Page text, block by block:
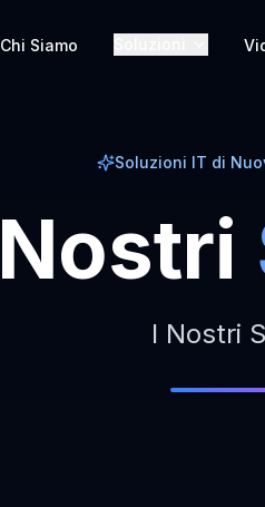
Chi Siamo
Soluzioni IT di
Nostri
I Nostri